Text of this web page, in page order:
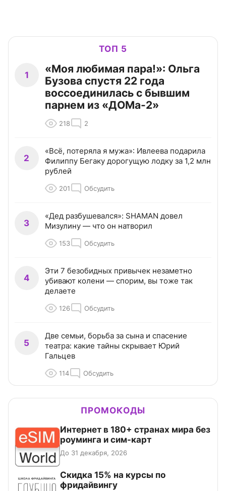
ТОП 5
1
«Моя любимая пара!»: Ольга
Бузова спустя 22 года
воссоединилась с бывшим
парнем из «ДОМа-2»
218 2
2
«Всё, потеряла я мужа»: Ивлеева подарила
Филиппу Бегаку дорогущую лодку за 1,2 млн
рублей
201 Обсудить
3
«Дед разбушевался»: SHAMAN довел
Мизулину — что он натворил
153 Обсудить
4
Эти 7 безобидных привычек незаметно
убивают колени — спорим, вы тоже так
делаете
126 Обсудить
5
Две семьи, борьба за сына и спасение
театра: какие тайны скрывает Юрий
Гальцев
114 Обсудить
ПРОМОКОДЫ
Интернет в 180+ странах мира без
роуминга и сим-карт
До 31 декабря, 2026
Скидка 15% на курсы по
фридайвингу